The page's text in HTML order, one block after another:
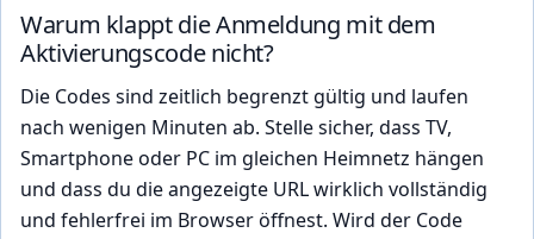
Warum klappt die Anmeldung mit dem
Aktivierungscode nicht?
Die Codes sind zeitlich begrenzt gültig und laufen
nach wenigen Minuten ab. Stelle sicher, dass TV,
Smartphone oder PC im gleichen Heimnetz hängen
und dass du die angezeigte URL wirklich vollständig
und fehlerfrei im Browser öffnest. Wird der Code